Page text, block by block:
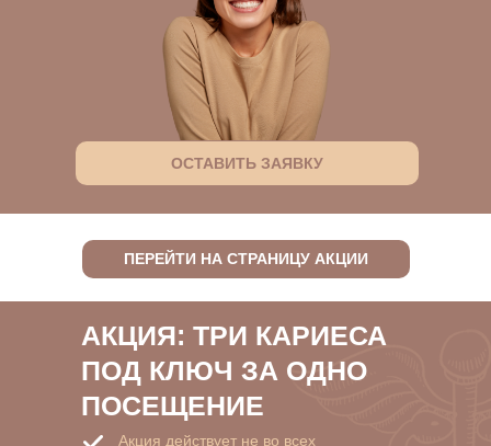
ОСТАВИТЬ ЗАЯВКУ
ПЕРЕЙТИ НА СТРАНИЦУ АКЦИИ
АКЦИЯ: ТРИ КАРИЕСА
ПОД КЛЮЧ ЗА ОДНО
ПОСЕЩЕНИЕ
Акция действует не во всех